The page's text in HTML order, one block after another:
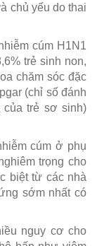
chủ yếu do thai
cúm H1N1
trẻ sinh non,
chăm sóc đặc
(chỉ số đánh
của trẻ sơ sinh)
cúm ở phụ
trọng cho
biệt từ các nhà
sớm nhất có
nguy cơ cho